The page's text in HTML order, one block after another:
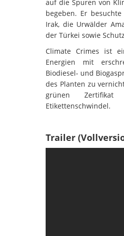
auf die Spuren von
begeben. Er
Irak, die Urwälder
der Türkei sowie
Climate Crimes ist
Energien mit
Biodiesel- und
des Planten zu
grünen Zertifikat
Etikettenschwindel.
Trailer